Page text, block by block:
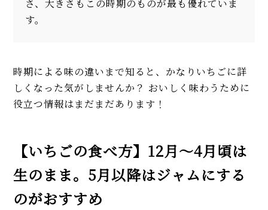
さ、大きさもこの時期のものが最も優れていま
す。
時期による味の違いまで知ると、かなりいちごに詳
しくなった気がしませんか？ おいしく味わうために
役立つ情報はまだまだあります！
【いちごの食べ方】12月～4月頃は
生のまま。5月以降はジャムにする
のがおすすめ